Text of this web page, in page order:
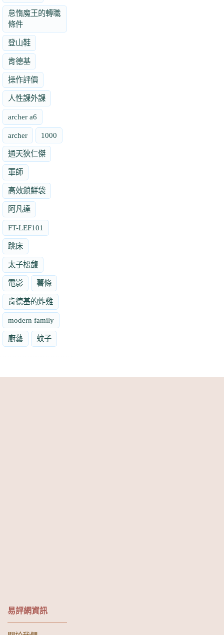
怠惰魔王的轉職
條件
登山鞋
肯德基
操作評價
人性課外課
archer a6
archer 1000
通天狄仁傑
軍師
高效鎖鮮袋
阿凡達
FT-LEF101
跳床
太子松馥
電影 薯條
肯德基的炸雞
modern family
廚藝 蚊子
易評網資訊